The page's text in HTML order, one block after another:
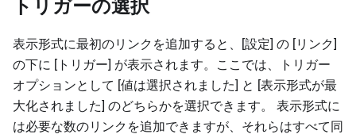
トリガーの選択
表示形式に最初のリンクを追加すると、[設定] の [リンク]
の下に [トリガー] が表示されます。ここでは、トリガー
オプションとして [値は選択されました] と [表示形式が最
大化されました] のどちらかを選択できます。 表示形式に
は必要な数のリンクを追加できますが、それらはすべて同